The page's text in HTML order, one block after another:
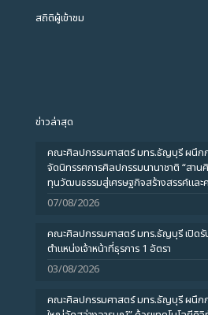
สถิติผู้เข้าชม
ข่าวล่าสุด
คณะศิลปกรรมศาสตร์ มทร.ธัญบุรี ผนึก
จัดนิทรรศการศิลปกรรมนานาชาติ “สา
ทุนวัฒนธรรมสู่เศรษฐกิจสร้างสรรค์และ
07/08/2026
คณะศิลปกรรมศาสตร์ มทร.ธัญบุรี เปิดรั
ตำแหน่งเจ้าหน้าที่ธุรการ 1 อัตรา
03/08/2026
คณะศิลปกรรมศาสตร์ มทร.ธัญบุรี ผนึก